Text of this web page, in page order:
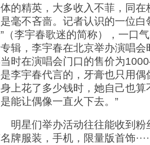
的精英，大多收入不菲，同
毫不吝啬。记者认识的一位白
（李宇春歌迷的简称），一口
辑，李宇春在北京举办演唱
时在演唱会门口的售价为
李宇春代言的，牙膏也只用
上花了多少钱时，她自己也算
能让偶像一直火下去。”
星们举办活动往往能收到粉
牌服装，手机，限量版首饰